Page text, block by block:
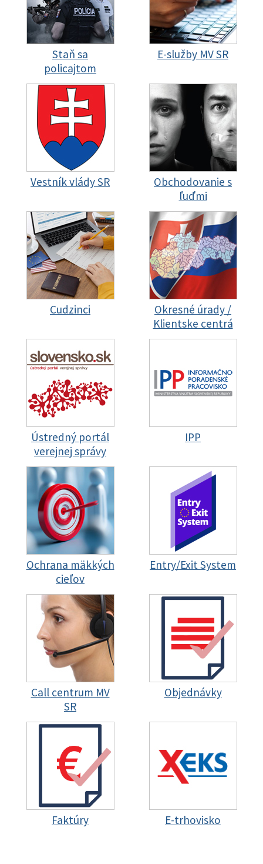
Staň sa
policajtom
E-služby MV SR
Vestník vlády SR
Obchodovanie s
ľuďmi
Cudzinci
Okresné úrady /
Klientske centrá
Ústredný portál
verejnej správy
IPP
Ochrana mäkkých
cieľov
Entry/Exit System
Call centrum MV
SR
Objednávky
Faktúry E-trhovisko